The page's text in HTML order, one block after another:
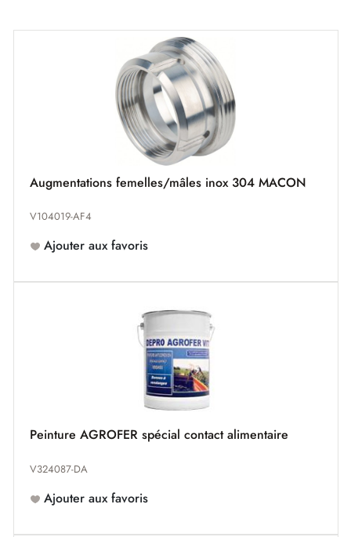
Augmentations femelles/mâles inox 304 MACON
V104019-AF4
Ajouter aux favoris
Peinture AGROFER spécial contact alimentaire
V324087-DA
Ajouter aux favoris